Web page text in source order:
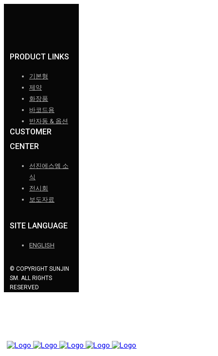
PRODUCT LINKS
기본형
제약
화장품
바코드용
반자동 & 옵션
CUSTOMER
CENTER
선진에스엠 소
식
전시회
보도자료
SITE LANGUAGE
ENGLISH
© COPYRIGHT SUNJIN
SM. ALL RIGHTS
RESERVED